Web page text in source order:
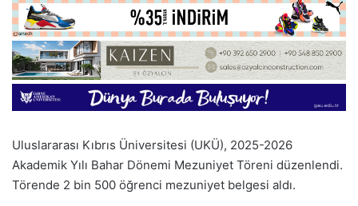
Uluslararası Kıbrıs Üniversitesi (UKÜ), 2025-2026
Akademik Yılı Bahar Dönemi Mezuniyet Töreni düzenlendi.
Törende 2 bin 500 öğrenci mezuniyet belgesi aldı.